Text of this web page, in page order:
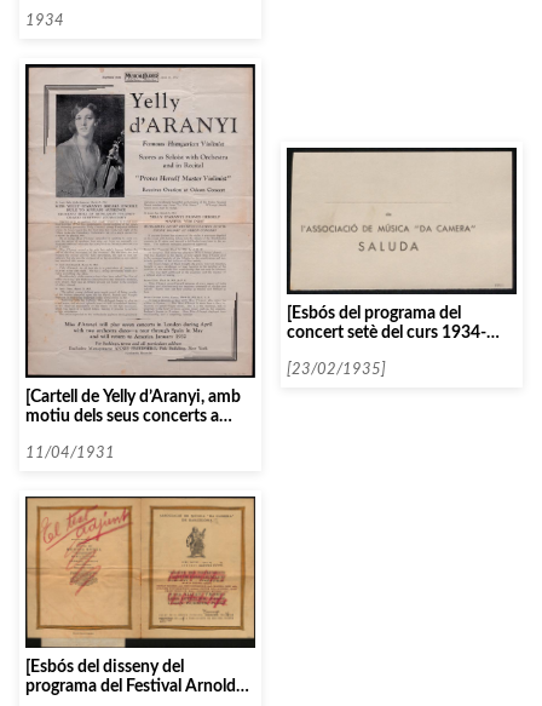
1934
[Cartell de Yelly d’Aranyi, amb
motiu dels seus concerts a
11/04/1931
[Esbós del programa del
concert setè del curs 1934-
Cantaires de Viena]
[23/02/1935]
[Esbós del disseny del
programa del Festival Arnold